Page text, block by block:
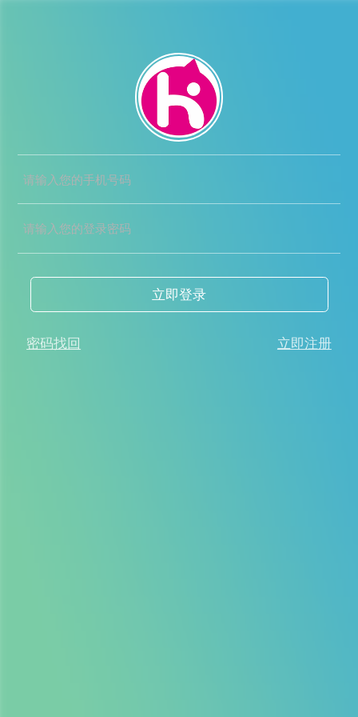
立即登录
立即注册
密码找回